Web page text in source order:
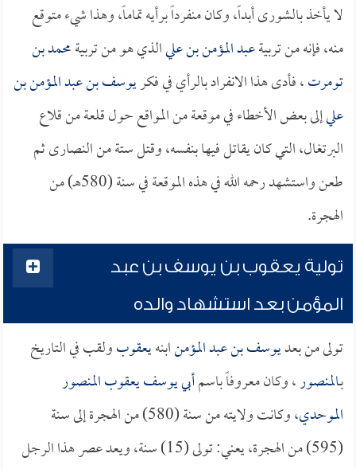
لا يأخذ بالشورى أبداً، وكان منفرداً برأيه تماماً، وهذا شيء متوقع
منه، فإنه من تربيةعبد المؤمن بن عليالذي هو من تربيةمحمد بن
تومرت، فأدى هذا الانفراد بالرأي في فكريوسف بن عبد المؤمن بن
عليإلى بعض الأخطاء في موقعة من المواقع حول قلعة من قلاع
البرتغال، التي كان يقاتل فيها بنفسه، وقتل ستة من النصارى ثم
طعن واستشهد رحمه الله في هذه الموقعة في سنة (580هـ) من
الهجرة.
تولية يعقوب بن يوسف بن عبد
المؤمن بعد استشهاد والده
تولى من بعديوسف بن عبد المؤمنابنهيعقوبولقب في التاريخ
بـالمنصور، وكان معروفاً باسمأبي يوسف يعقوب المنصور
الموحدي
، وكانت ولايته من سنة (580) من الهجرة إلى سنة
(595) من الهجرة، يعني: تولى (15) سنة، ويعد عصر هذا الرجل